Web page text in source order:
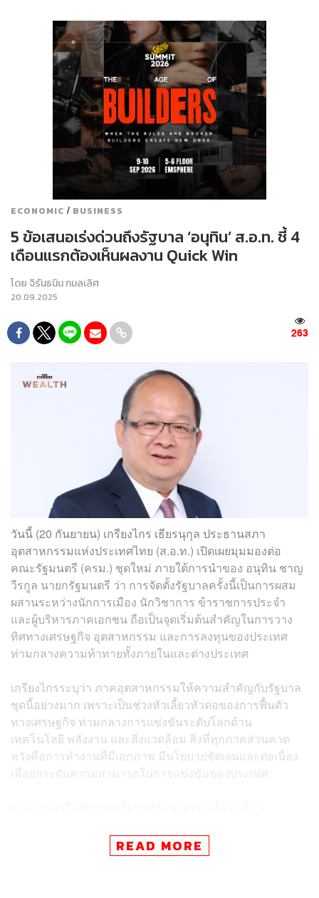
ECONOMIC / BUSINESS
5 ข้อเสนอเร่งด่วนถึงรัฐบาล ‘อนุทิน’ ส.อ.ท. ชี้ 4
เดือนแรกต้องเห็นผลงาน Quick Win
โดย จิรันธนิน กมลเลิศ
20.09.2025
263
วันนี้ (20 กันยายน) เกรียงไกร เธียรนุกุล ประธานสภา
อุตสาหกรรมแห่งประเทศไทย (ส.อ.ท.) เปิดเผยมุมมองต่อ
คณะรัฐมนตรี (ครม.) ชุดใหม่ ภายใต้การนำของ อนุทิน ชาญ
วีรกูล นายกรัฐมนตรี ว่า การจัดตั้งรัฐบาลครั้งนี้เป็นการผสม
ผสานระหว่างนักการเมือง นักวิชาการ ข้าราชการประจำ
และผู้บริหารภาคเอกชน ถือเป็นจุดเริ่มต้นสำคัญในการวาง
ทิศทางเศรษฐกิจ อุตสาหกรรม และการลงทุนของประเทศ
ท่ามกลางความท้าทายทั้งภายในและต่างประเทศ
เกรียงไกรระบุว่า ภาคอุตสาหกรรมให้ความสำคัญกับรัฐบาล
ชุดนี้อย่างมาก เพราะเป็นช่วงหัวเลี้ยวหัวต่อของการฟื้นตัว
ทางเศรษฐกิจ ท่ามกลางการแข่งขันระดับโลกด้าน
เทคโนโลยี พลังงาน และสิ่งแวดล้อม สิ่งที่ทุกภาคส่วนคาด
หวังคือการทำงานที่มีเอกภาพ มีนโยบายชัดเจนและต่อเนื่อง
เพื่อยกระดับความสามารถในการแข่งขันของประเทศ
เกล้าฯ แต่งตั้งเมื่อวันที่ 19 กันยายน เป็นทีมเศรษฐกิจชุดเดิมที่
มีแนวทางสอดคล้องกัน ซึ่งระยะเวลา 4 เดือนแรกถือเป็น
READ MORE